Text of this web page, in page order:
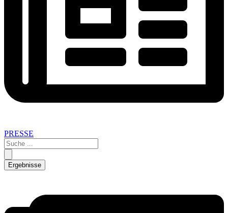
PRESSE
Search
...
Ergebnisse